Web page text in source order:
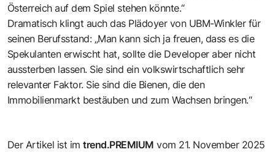
Österreich auf dem Spiel stehen könnte.“
Dramatisch klingt auch das Plädoyer von UBM-Winkler für
seinen Berufsstand: „Man kann sich ja freuen, dass es die
Spekulanten erwischt hat, sollte die Developer aber nicht
aussterben lassen. Sie sind ein volkswirtschaftlich sehr
relevanter Faktor. Sie sind die Bienen, die den
Immobilienmarkt bestäuben und zum Wachsen bringen.“
Der Artikel ist imtrend.PREMIUM vom 21. November 2025